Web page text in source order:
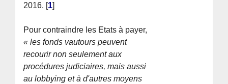
2016. [1]
Pour contraindre les Etats à payer,
« les fonds vautours peuvent
recourir non seulement aux
procédures judiciaires, mais aussi
au lobbying et à d'autres moyens